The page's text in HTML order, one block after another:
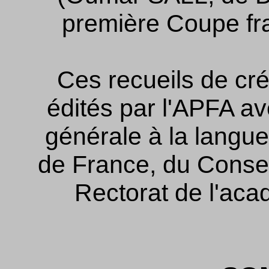
première Coupe
Ces recueils de
édités par l'APFA
générale à la
de France, du
Rectorat de